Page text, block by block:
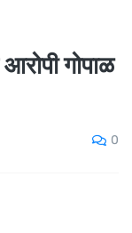
गोपाळ
0